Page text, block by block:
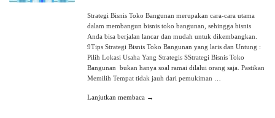
Strategi Bisnis Toko Bangunan merupakan cara-cara utama
dalam membangun bisnis toko bangunan, sehingga bisnis
Anda bisa berjalan lancar dan mudah untuk dikembangkan.
9Tips Strategi Bisnis Toko Bangunan yang laris dan Untung :
Pilih Lokasi Usaha Yang Strategis SStrategi Bisnis Toko
Bangunan bukan hanya soal ramai dilalui orang saja. Pastikan
Memilih Tempat tidak jauh dari pemukiman …
Lanjutkan membaca →